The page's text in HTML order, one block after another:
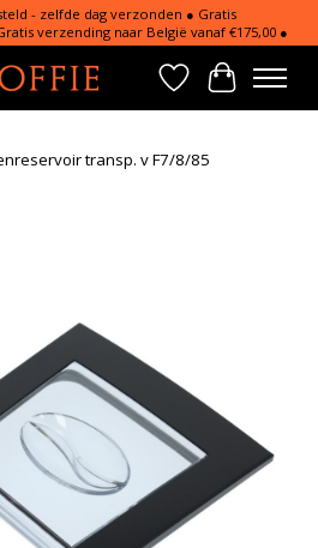
- zelfde dag verzonden ● Gratis
verzending naar België vanaf €175,00 ●
Verlanglijst
transp. v F7/8/85